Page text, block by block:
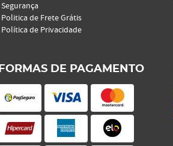
Segurança
Politica de Frete Grátis
Política de Privacidade
FORMAS DE PAGAMENTO